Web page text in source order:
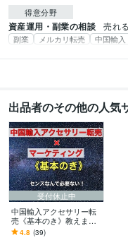
得意分野
資産運用・副業の相談 売れ
副業 メルカリ転売 中国輸入
出品者のその他の人気
受付休止中
中国輸入アクセサリー転
売《基本のき》教えます
センスなんて必要ない！
4.8 (39)